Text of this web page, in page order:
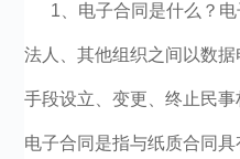
1、电子合同是什么？
法人、其他组织之间以数
手段设立、变更、终止民事
电子合同是指与纸质合同具